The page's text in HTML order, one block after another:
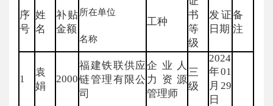
序
号
姓
名
补贴
金额
所在单位
名称
工种
书
等
级
发证
日期
备
注
1
袁
娟
2000
福建铁联供应
链管理有限公
司
企业人
力资源
管理师
三
级
2024
年01
月29
日